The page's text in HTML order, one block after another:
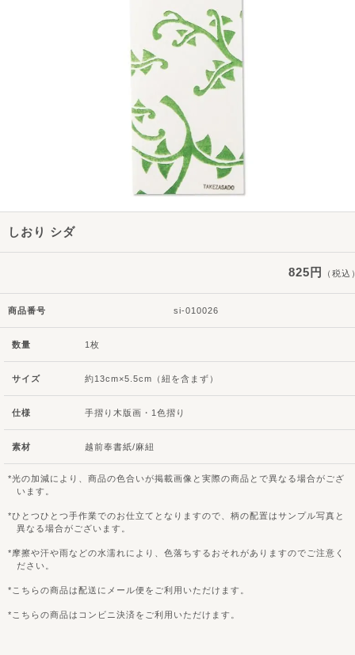
数量 1枚
サイズ 約13cm×5.5cm（紐を含まず）
仕様 手摺り木版画・1色摺り
素材 越前奉書紙/麻紐
光の加減により、商品の色合いが掲載画像と実際の商品とで異なる場合がござ
います。
ひとつひとつ手作業でのお仕立てとなりますので、柄の配置はサンプル写真と
異なる場合がございます。
摩擦や汗や雨などの水濡れにより、色落ちするおそれがありますのでご注意く
ださい。
こちらの商品は配送にメール便をご利用いただけます。
こちらの商品はコンビニ決済をご利用いただけます。
しおり シダ
825円 （税込
商品番号 si-010026